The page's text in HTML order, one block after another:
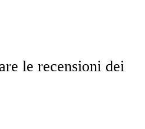
le recensioni dei